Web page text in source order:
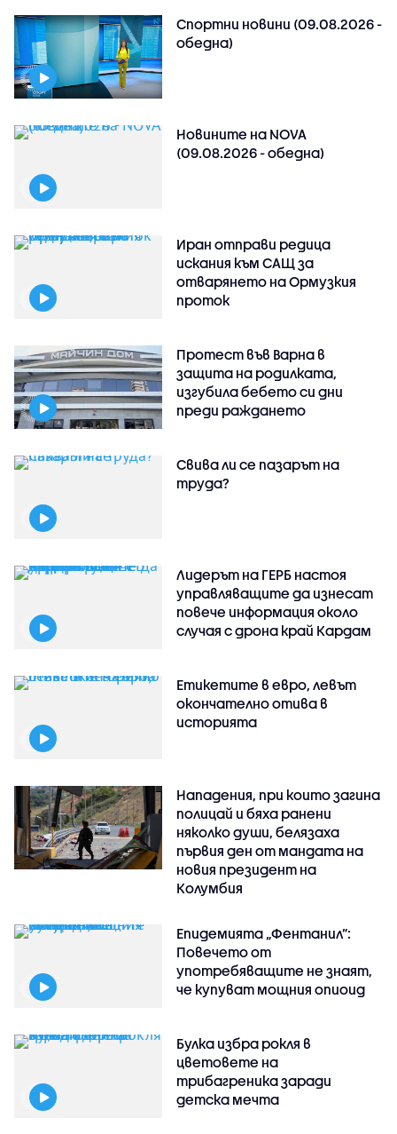
Спортни новини (09.08.2026 -
обедна)
Новините на NOVA
(09.08.2026 - обедна)
Иран отправи редица
искания към САЩ за
отварянето на Ормузкия
проток
Протест във Варна в
защита на родилката,
изгубила бебето си дни
преди раждането
Свива ли се пазарът на
труда?
Лидерът на ГЕРБ настоя
управляващите да изнесат
повече информация около
случая с дрона край Кардам
Етикетите в евро, левът
окончателно отива в
историята
Нападения, при които загина
полицай и бяха ранени
няколко души, белязаха
първия ден от мандата на
новия президент на
Колумбия
Епидемията „Фентанил”:
Повечето от
употребяващите не знаят,
че купуват мощния опиоид
Булка избра рокля в
цветовете на
трибагреника заради
детска мечта